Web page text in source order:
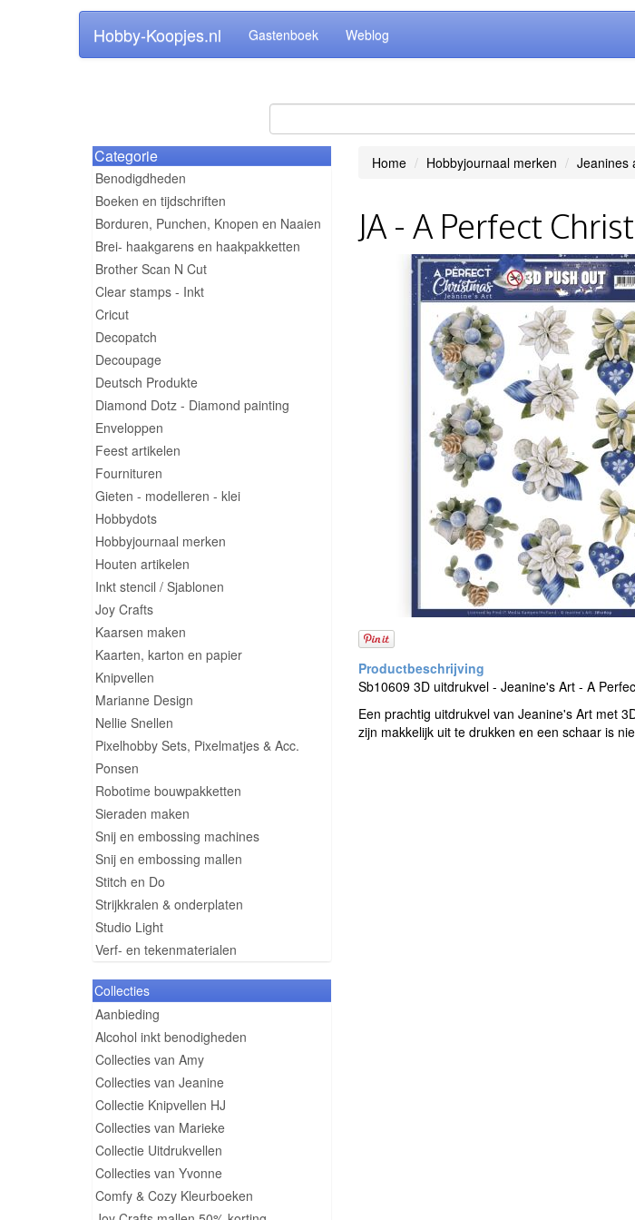
Hobby-Koopjes.nl Gastenboek Weblog
Categorie
Benodigdheden
Boeken en tijdschriften
Borduren, Punchen, Knopen en Naaien
Brei- haakgarens en haakpakketten
Brother Scan N Cut
Clear stamps - Inkt
Cricut
Decopatch
Decoupage
Deutsch Produkte
Diamond Dotz - Diamond painting
Enveloppen
Feest artikelen
Fournituren
Gieten - modelleren - klei
Hobbydots
Hobbyjournaal merken
Houten artikelen
Inkt stencil / Sjablonen
Joy Crafts
Kaarsen maken
Kaarten, karton en papier
Knipvellen
Marianne Design
Nellie Snellen
Pixelhobby Sets, Pixelmatjes & Acc.
Ponsen
Robotime bouwpakketten
Sieraden maken
Snij en embossing machines
Snij en embossing mallen
Stitch en Do
Strijkkralen & onderplaten
Studio Light
Verf- en tekenmaterialen
Collecties
Aanbieding
Alcohol inkt benodigheden
Collecties van Amy
Collecties van Jeanine
Collectie Knipvellen HJ
Collecties van Marieke
Collectie Uitdrukvellen
Collecties van Yvonne
Comfy & Cozy Kleurboeken
Home Hobbyjournaal merken Jeanines
JA - A Perfect
Sb10609 3D uitdrukvel - Jeanine's Art - A
Een prachtig uitdrukvel van Jeanine's Art met
zijn makkelijk uit te drukken en een schaar is